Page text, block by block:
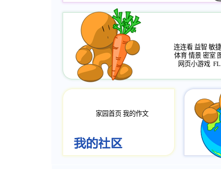
连连看 益智 敏捷
体育 情景 密室
网页小游戏
家园首页 我的作文